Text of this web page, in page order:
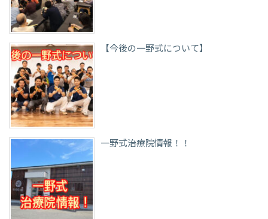
【今後の一野式について】
一野式治療院情報！！